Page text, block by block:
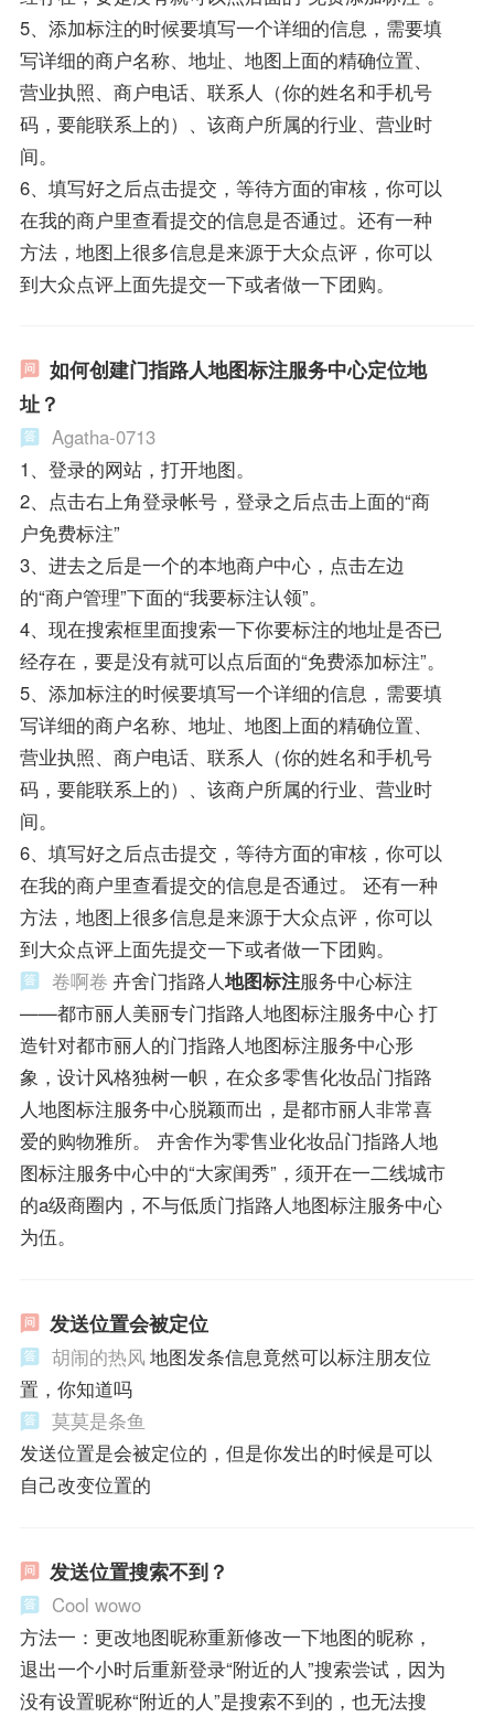
5、添加标注的时候要填写一个详细的信息，需要填
写详细的商户名称、地址、地图上面的精确位置、
营业执照、商户电话、联系人（你的姓名和手机号
码，要能联系上的）、该商户所属的行业、营业时
间。
6、填写好之后点击提交，等待方面的审核，你可以
在我的商户里查看提交的信息是否通过。还有一种
方法，地图上很多信息是来源于大众点评，你可以
到大众点评上面先提交一下或者做一下团购。
如何创建门指路人地图标注服务中心定位地
址？
Agatha-0713
1、登录的网站，打开地图。
2、点击右上角登录帐号，登录之后点击上面的“商
户免费标注”
3、进去之后是一个的本地商户中心，点击左边
的“商户管理”下面的“我要标注认领”。
4、现在搜索框里面搜索一下你要标注的地址是否已
经存在，要是没有就可以点后面的“免费添加标注”。
5、添加标注的时候要填写一个详细的信息，需要填
写详细的商户名称、地址、地图上面的精确位置、
营业执照、商户电话、联系人（你的姓名和手机号
码，要能联系上的）、该商户所属的行业、营业时
间。
6、填写好之后点击提交，等待方面的审核，你可以
在我的商户里查看提交的信息是否通过。 还有一种
方法，地图上很多信息是来源于大众点评，你可以
到大众点评上面先提交一下或者做一下团购。
卷啊卷 卉舍门指路人地图标注服务中心标注
——都市丽人美丽专门指路人地图标注服务中心 打
造针对都市丽人的门指路人地图标注服务中心形
象，设计风格独树一帜，在众多零售化妆品门指路
人地图标注服务中心脱颖而出，是都市丽人非常喜
爱的购物雅所。 卉舍作为零售业化妆品门指路人地
图标注服务中心中的“大家闺秀”，须开在一二线城市
的a级商圈内，不与低质门指路人地图标注服务中心
为伍。
发送位置会被定位
胡闹的热风 地图发条信息竟然可以标注朋友位
置，你知道吗
莫莫是条鱼
发送位置是会被定位的，但是你发出的时候是可以
自己改变位置的
发送位置搜索不到？
Cool wowo
方法一：更改地图昵称重新修改一下地图的昵称，
退出一个小时后重新登录“附近的人”搜索尝试，因为
没有设置昵称“附近的人”是搜索不到的，也无法搜